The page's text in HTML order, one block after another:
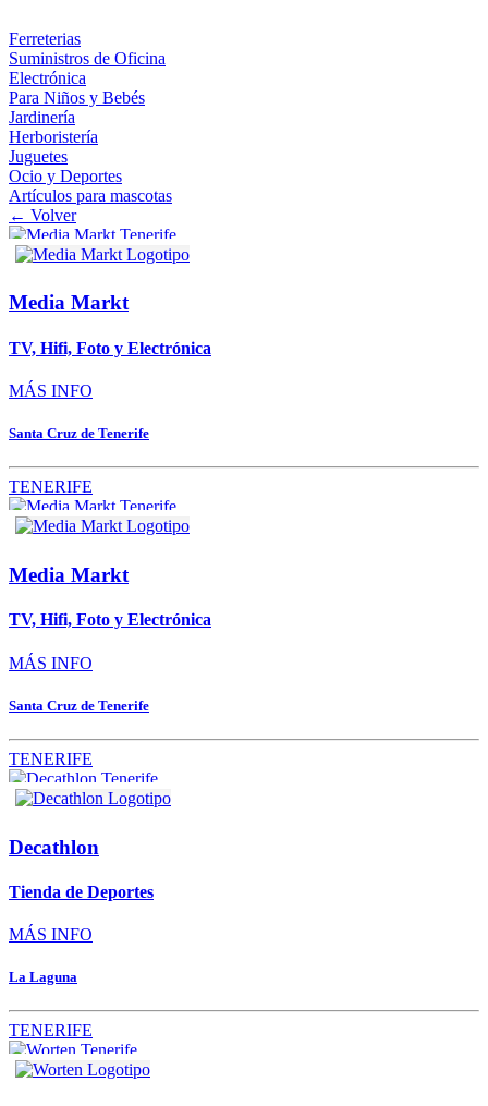
Ferreterias
Suministros de Oficina
Electrónica
Para Niños y Bebés
Jardinería
Herboristería
Juguetes
Ocio y Deportes
Artículos para mascotas
← Volver
Media Markt
TV, Hifi, Foto y Electrónica
MÁS INFO
Santa Cruz de Tenerife
TENERIFE
Media Markt
TV, Hifi, Foto y Electrónica
MÁS INFO
Santa Cruz de Tenerife
TENERIFE
Decathlon
Tienda de Deportes
MÁS INFO
La Laguna
TENERIFE